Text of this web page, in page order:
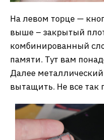
На левом торце —
выше – закрытый
комбинированный
памяти. Тут вам
Далее
вытащить. Не все так